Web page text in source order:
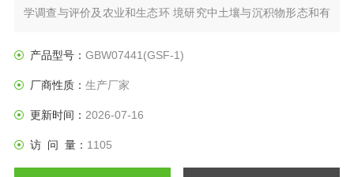
学调查与评价及农业和生态环 境研究中土壤与沉积物形态和有
产品型号： GBW07441(GSF-1)
厂商性质： 生产厂家
更新时间： 2026-07-16
访 问 量： 1105